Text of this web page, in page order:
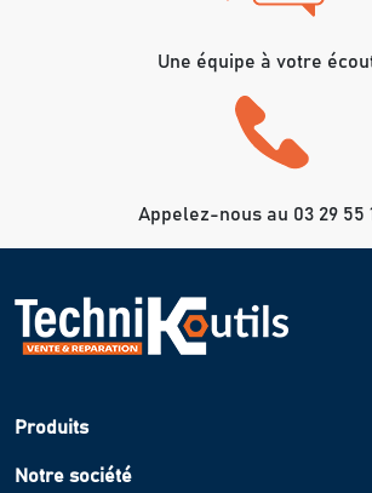
Une équipe à votre
Appelez-nous au 03 29 55
Produits
Notre société